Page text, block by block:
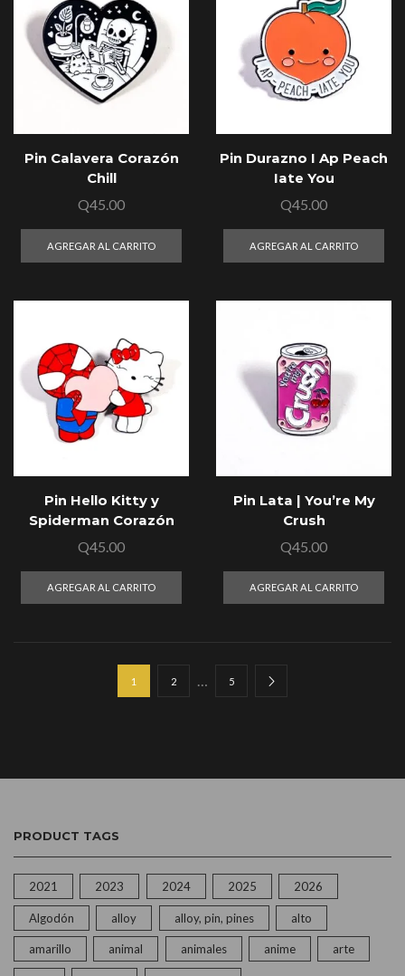
Pin Calavera Corazón
Chill
Q45.00
AGREGAR AL CARRITO
Pin Durazno I Ap Peach
Iate You
Q45.00
AGREGAR AL CARRITO
Pin Hello Kitty y
Spiderman Corazón
Q45.00
AGREGAR AL CARRITO
Pin Lata | You’re My
Crush
Q45.00
AGREGAR AL CARRITO
1 2 … 5
PRODUCT TAGS
2021 2023 2024 2025 2026
Algodón alloy alloy, pin, pines alto
amarillo animal animales anime arte